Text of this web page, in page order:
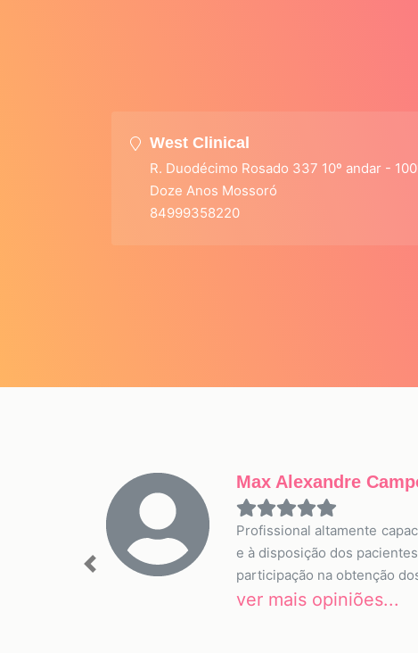
West Clinical
R. Duodécimo Rosado 337 10º andar -
Doze Anos Mossoró
84999358220
Max Alexandre
Profissional altamente
e à disposição dos
participação na obtenção
ver mais opiniões...
Previous